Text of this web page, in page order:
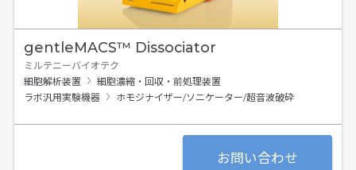
gentleMACS™ Dissociator
ミルテニーバイオテク
細胞解析装置
細胞濃縮・回収・前処理装置
ラボ汎用実験機器
ホモジナイザー/ソニケーター/超音波破砕
お問い合わせ